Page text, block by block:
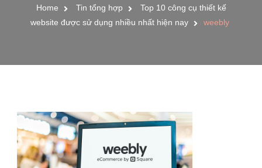
Home Tin tổng hợp
Top 10 công cụ thiết kế
website được sử dụng nhiều nhất hiện nay
weebly